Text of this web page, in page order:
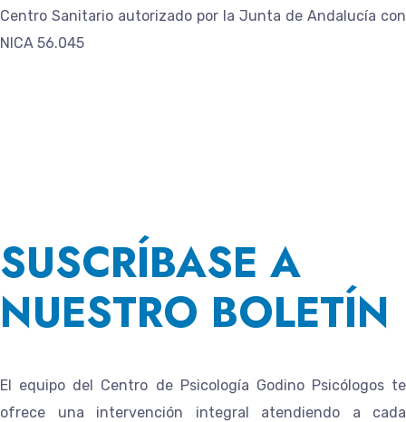
Centro Sanitario autorizado por la Junta de Andalucía con
NICA 56.045
SUSCRÍBASE A
NUESTRO BOLETÍN
El equipo del Centro de Psicología Godino Psicólogoste
ofrece una intervención integral atendiendo a cada